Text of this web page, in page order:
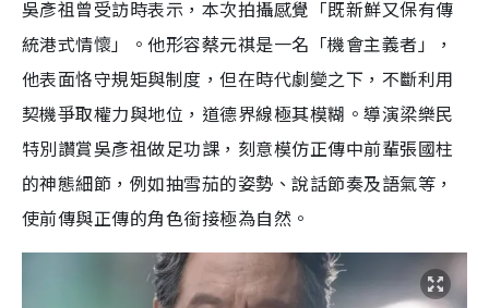
吳彥祖曾受訪時表示，本次拍攝感覺「既新鮮又保有傳
統港式情懷」。他形容蔡元祺是一名「機會主義者」，
他表面恪守規矩與制度，但在時代劇變之下，不斷利用
契機爭取權力與地位，道德界線極其模糊。導演梁樂民
特別讚賞吳彥祖做足功課，刻意模仿正傳中前輩張國柱
的神態細節，例如抽雪茄的姿勢、說話節奏及語氣等，
使前傳與正傳的角色銜接極為自然。